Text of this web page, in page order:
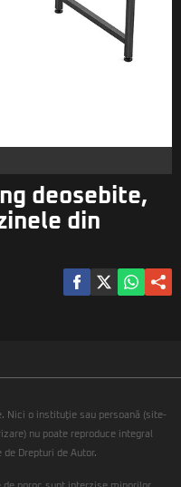
deosebite,
din
Nici o instituţie sau persoană (site-
nu poate reproduce integral
Drepturi de Autor.